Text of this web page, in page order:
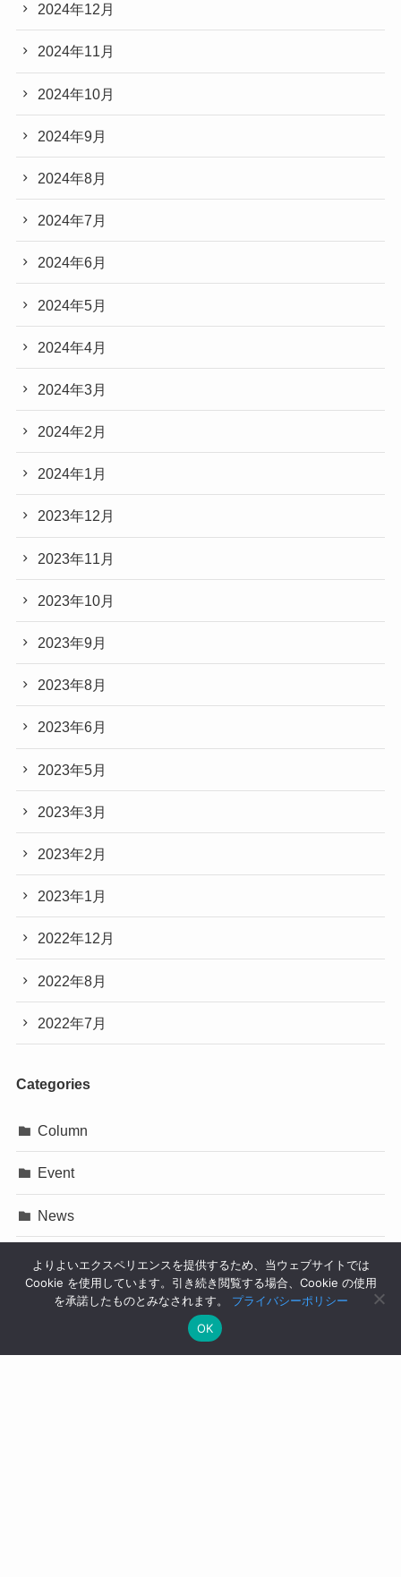
2024年12月
2024年11月
2024年10月
2024年9月
2024年8月
2024年7月
2024年6月
2024年5月
2024年4月
2024年3月
2024年2月
2024年1月
2023年12月
2023年11月
2023年10月
2023年9月
2023年8月
2023年6月
2023年5月
2023年3月
2023年2月
2023年1月
2022年12月
2022年8月
2022年7月
Categories
Column
Event
News
Press Release
イベント
よりよいエクスペリエンスを提供するため、当ウェブサイトでは
Cookie を使用しています。引き続き閲覧する場合、Cookie の使用
を承諾したものとみなされます。 プライバシーポリシー
OK